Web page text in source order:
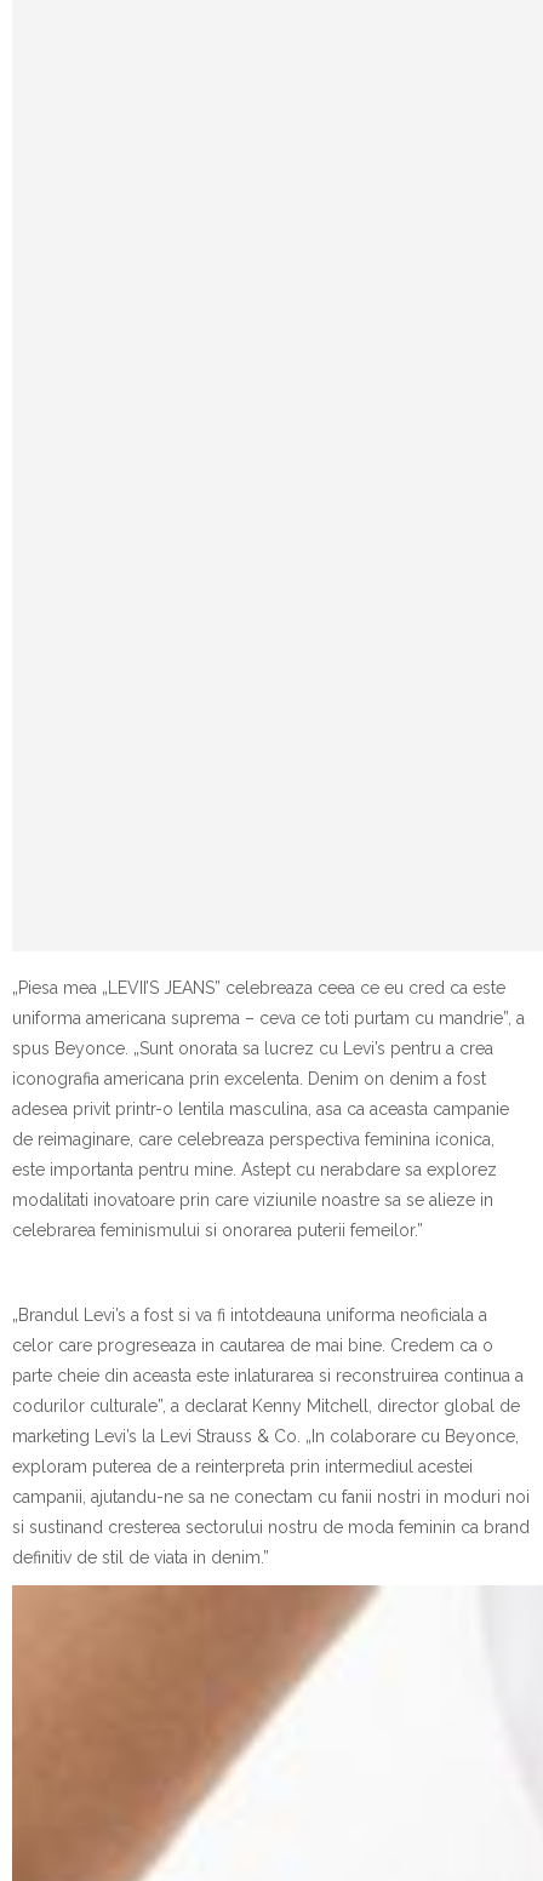
„Piesa mea „LEVII’S JEANS” celebreaza ceea ce eu cred ca este
uniforma americana suprema – ceva ce toti purtam cu mandrie”, a
spus Beyonce. „Sunt onorata sa lucrez cu Levi’s pentru a crea
iconografia americana prin excelenta. Denim on denim a fost
adesea privit printr-o lentila masculina, asa ca aceasta campanie
de reimaginare, care celebreaza perspectiva feminina iconica,
este importanta pentru mine. Astept cu nerabdare sa explorez
modalitati inovatoare prin care viziunile noastre sa se alieze in
celebrarea feminismului si onorarea puterii femeilor.”
„Brandul Levi’s a fost si va fi intotdeauna uniforma neoficiala a
celor care progreseaza in cautarea de mai bine. Credem ca o
parte cheie din aceasta este inlaturarea si reconstruirea continua a
codurilor culturale”, a declarat Kenny Mitchell, director global de
marketing Levi’s la Levi Strauss & Co. „In colaborare cu Beyonce,
exploram puterea de a reinterpreta prin intermediul acestei
campanii, ajutandu-ne sa ne conectam cu fanii nostri in moduri noi
si sustinand cresterea sectorului nostru de moda feminin ca brand
definitiv de stil de viata in denim.”